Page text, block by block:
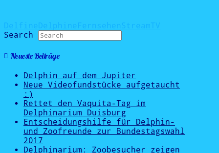
Search
Neueste Beiträge
Delphin auf dem Jupiter
Neue Videofundstücke aufgetaucht
:)
Rettet den Vaquita-Tag im
Delphinarium Duisburg
Entscheidungshilfe für Delphin-
und Zoofreunde zur Bundestagswahl
2017
Delphinarium: Zoobesucher zeigen